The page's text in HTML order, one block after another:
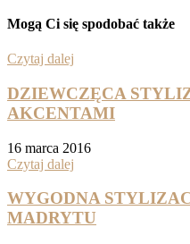
Mogą Ci się spodobać także
Czytaj dalej
DZIEWCZĘCA
AKCENTAMI
16 marca 2016
Czytaj dalej
WYGODNA
MADRYTU